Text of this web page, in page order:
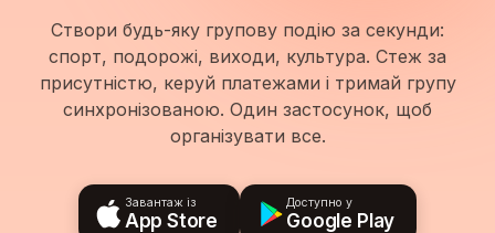
Створи будь-яку групову подію за секунди:
спорт, подорожі, виходи, культура. Стеж за
присутністю, керуй платежами і тримай групу
синхронізованою. Один застосунок, щоб
організувати все.
Завантаж із
App Store
Доступно у
Google Play